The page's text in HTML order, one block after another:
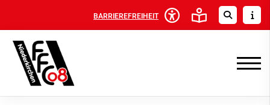
BARRIEREFREIHEIT